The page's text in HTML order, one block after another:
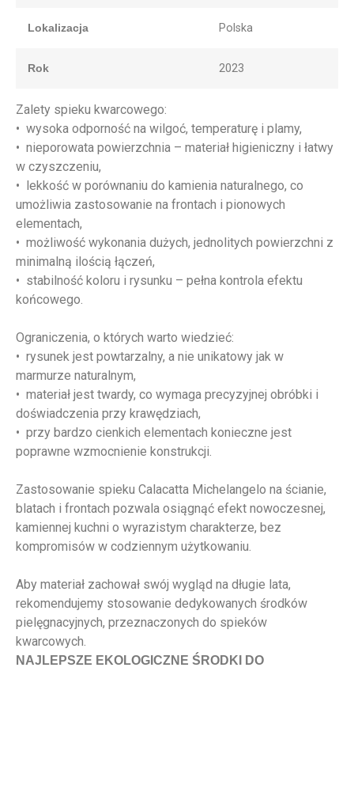
Lokalizacja Polska
Rok 2023
Zalety spieku kwarcowego:
• wysoka odporność na wilgoć, temperaturę i plamy,
• nieporowata powierzchnia – materiał higieniczny i łatwy
w czyszczeniu,
• lekkość w porównaniu do kamienia naturalnego, co
umożliwia zastosowanie na frontach i pionowych
elementach,
• możliwość wykonania dużych, jednolitych powierzchni z
minimalną ilością łączeń,
• stabilność koloru i rysunku – pełna kontrola efektu
końcowego.
Ograniczenia, o których warto wiedzieć:
• rysunek jest powtarzalny, a nie unikatowy jak w
marmurze naturalnym,
• materiał jest twardy, co wymaga precyzyjnej obróbki i
doświadczenia przy krawędziach,
• przy bardzo cienkich elementach konieczne jest
poprawne wzmocnienie konstrukcji.
Zastosowanie spieku Calacatta Michelangelo na ścianie,
blatach i frontach pozwala osiągnąć efekt nowoczesnej,
kamiennej kuchni o wyrazistym charakterze, bez
kompromisów w codziennym użytkowaniu.
Aby materiał zachował swój wygląd na długie lata,
rekomendujemy stosowanie dedykowanych środków
pielęgnacyjnych, przeznaczonych do spieków
kwarcowych.
NAJLEPSZE EKOLOGICZNE ŚRODKI DO